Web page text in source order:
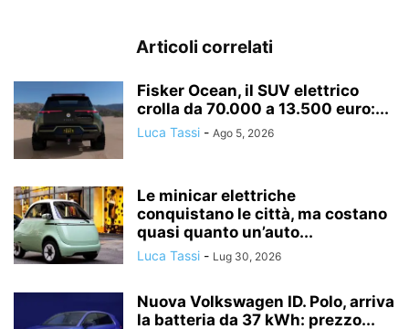
Articoli correlati
Fisker Ocean, il SUV elettrico
crolla da 70.000 a 13.500 euro:...
Luca Tassi - Ago 5, 2026
Le minicar elettriche
conquistano le città, ma costano
quasi quanto un’auto...
Luca Tassi - Lug 30, 2026
Nuova Volkswagen ID. Polo, arriva
la batteria da 37 kWh: prezzo...